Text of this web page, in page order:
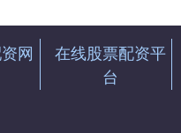
网
在线股票配资平
台